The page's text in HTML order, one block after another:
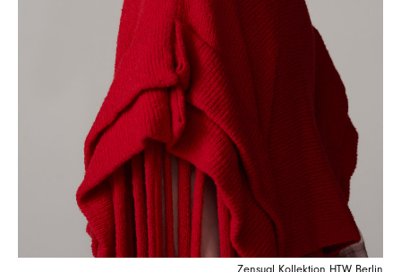
Zensual Kollektion HTW Berlin